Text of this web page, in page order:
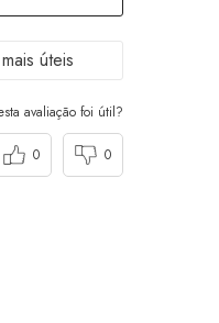
avaliação foi útil?
0 0